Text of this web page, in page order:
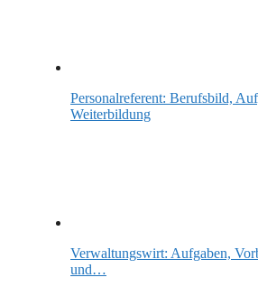
Personalreferent: Berufsbild,
Weiterbildung
Verwaltungswirt: Aufgaben,
und…